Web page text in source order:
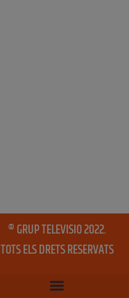
® GRUP TELEVISIO 2022.
TOTS ELS DRETS RESERVATS